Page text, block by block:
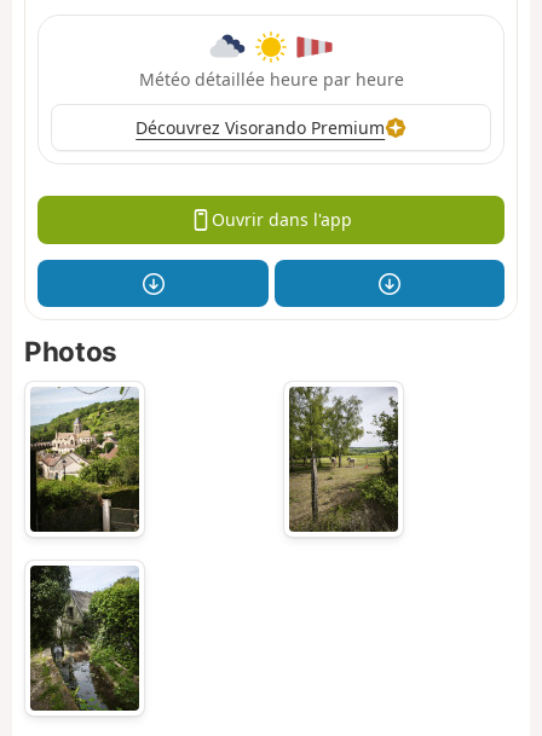
Météo détaillée heure par heure
Découvrez Visorando Premium
Ouvrir dans l'app
Photos